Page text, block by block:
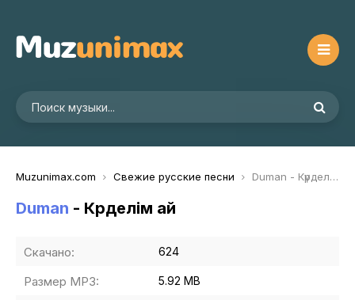
Muzunimax.com Свежие русские песни Duman - Күрделім ай
Duman - Күрделім ай
Скачано: 624
Размер MP3: 5.92 MB